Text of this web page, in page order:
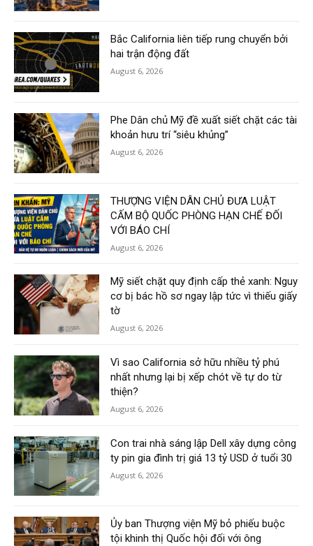
Bắc California liên tiếp rung chuyển bởi
hai trận động đất
August 6, 2026
Phe Dân chủ Mỹ đề xuất siết chặt các tài
khoản hưu trí “siêu khủng”
August 6, 2026
THƯỢNG VIỆN DÂN CHỦ ĐƯA LUẬT
CẤM BỘ QUỐC PHÒNG HẠN CHẾ ĐỐI
VỚI BÁO CHÍ
August 6, 2026
Mỹ siết chặt quy định cấp thẻ xanh: Nguy
cơ bị bác hồ sơ ngay lập tức vì thiếu giấy
tờ
August 6, 2026
Vì sao California sở hữu nhiều tỷ phú
nhất nhưng lại bị xếp chót về tự do từ
thiện?
August 6, 2026
Con trai nhà sáng lập Dell xây dựng công
ty pin gia đình trị giá 13 tỷ USD ở tuổi 30
August 6, 2026
Ủy ban Thượng viện Mỹ bỏ phiếu buộc
tội khinh thị Quốc hội đối với ông